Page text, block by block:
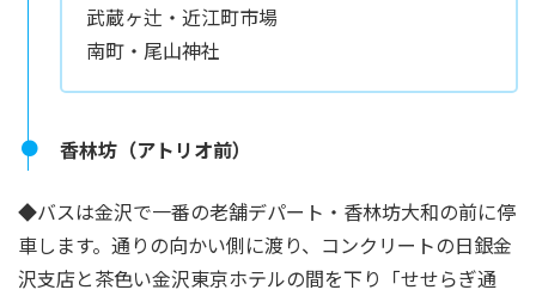
武蔵ヶ辻・近江町市場
南町・尾山神社
香林坊（アトリオ前）
◆バスは金沢で一番の老舗デパート・香林坊大和の前に停
車します。通りの向かい側に渡り、コンクリートの日銀金
沢支店と茶色い金沢東京ホテルの間を下り「せせらぎ通